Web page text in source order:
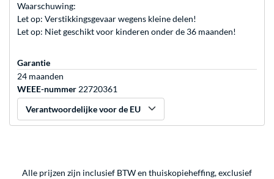
Waarschuwing:
Let op: Verstikkingsgevaar wegens kleine delen!
Let op: Niet geschikt voor kinderen onder de 36 maanden!
Garantie
24 maanden
WEEE-nummer 22720361
Verantwoordelijke voor de EU
Alle prijzen zijn inclusief BTW en thuiskopieheffing, exclusief